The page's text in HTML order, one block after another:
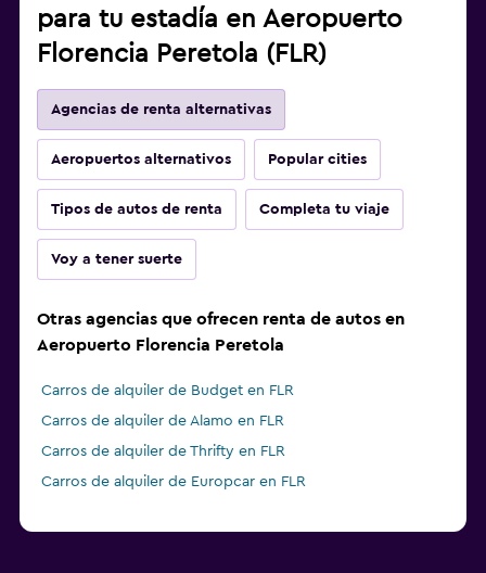
para tu estadía en Aeropuerto
Florencia Peretola (FLR)
Agencias de renta alternativas
Aeropuertos alternativos Popular cities
Tipos de autos de renta Completa tu viaje
Voy a tener suerte
Otras agencias que ofrecen renta de autos en
Aeropuerto Florencia Peretola
Carros de alquiler de Budget en FLR
Carros de alquiler de Alamo en FLR
Carros de alquiler de Thrifty en FLR
Carros de alquiler de Europcar en FLR